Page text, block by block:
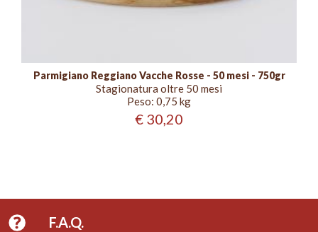
Parmigiano Reggiano Vacche Rosse - 50 mesi - 750gr
Stagionatura oltre 50 mesi
Peso: 0,75 kg
€ 30,20
F.A.Q.